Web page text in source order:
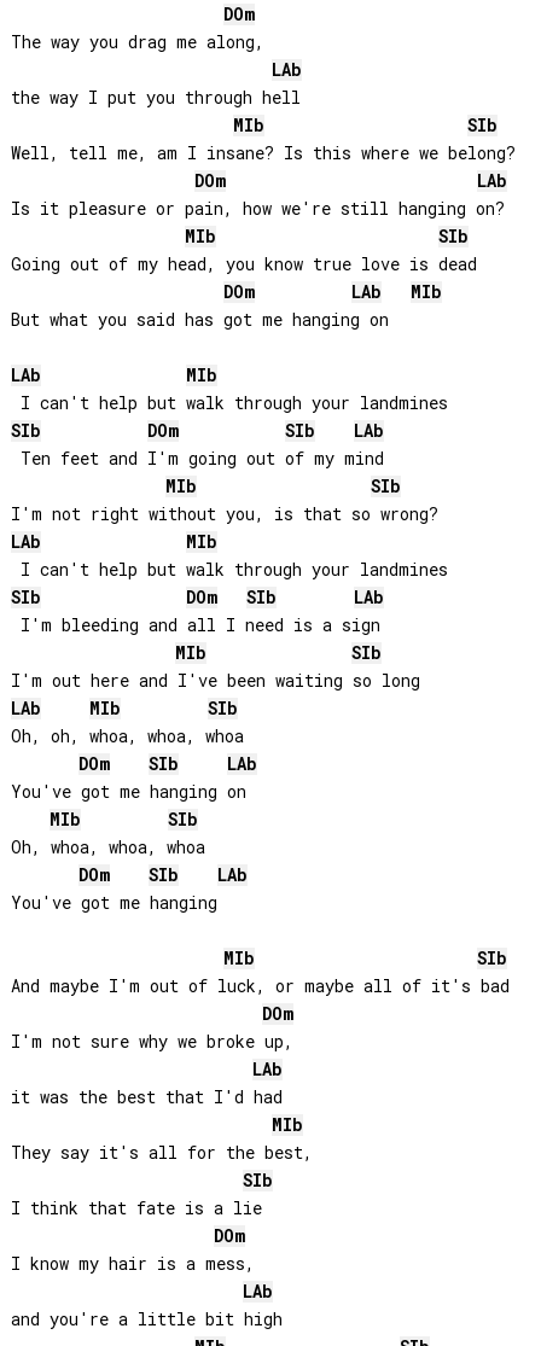
DOm
The way you drag me along,
LAb
the way I put you through hell
MIb
SIb
Well, tell me, am I insane? Is this where we belong?
DOm
LAb
Is it pleasure or pain, how we're still hanging on?
MIb
SIb
Going out of my head, you know true love is dead
DOm LAb
MIb
But what you said has got me hanging on
LAb
MIb
SIb
DOm SIb
LAb
Ten feet and I'm going out of my mind
MIb
SIb
LAb
MIb
SIb
DOm SIb
LAb
I'm bleeding and all I need is a sign
MIb
SIb
LAb
MIb
SIb
Oh, oh, whoa, whoa, whoa
DOm SIb
LAb
You've got me hanging on
MIb
SIb
Oh, whoa, whoa, whoa
DOm SIb
LAb
You've got me hanging
MIb
SIb
And maybe I'm out of luck, or maybe all of it's bad
DOm
I'm not sure why we broke up,
LAb
it was the best that I'd had
MIb
They say it's all for the best,
SIb
I think that fate is a lie
DOm
I know my hair is a mess,
LAb
and you're a little bit high